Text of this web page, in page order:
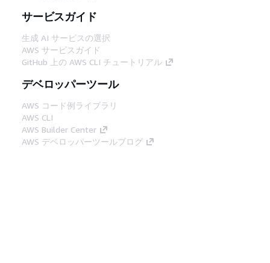
サービスガイド
生成 AI サービスの選択
AWS サービスガイド
GitHub 上の AWS CLI チュートリアル
デベロッパーツール
AWS コード例ライブラリ
AWS CLI
AWS Builder Center
AWS デベロッパーツールブログ